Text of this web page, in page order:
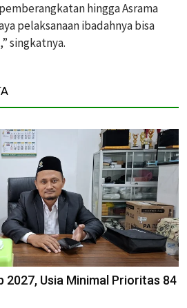
hingga Asrama
pelaksanaan ibadahnya bisa
singkatnya.
2027, Usia Minimal Prioritas 84